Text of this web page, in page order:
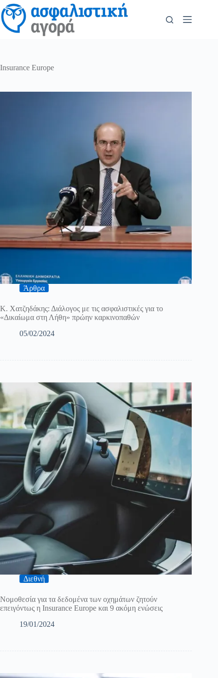
Insurance Europe
Άρθρα
Κ. Χατζηδάκης: Διάλογος με τις ασφαλιστικές για το
«Δικαίωμα στη Λήθη» πρώην καρκινοπαθών
05/02/2024
Διεθνή
Νομοθεσία για τα δεδομένα των οχημάτων ζητούν
επειγόντως η Insurance Europe και 9 ακόμη ενώσεις
19/01/2024